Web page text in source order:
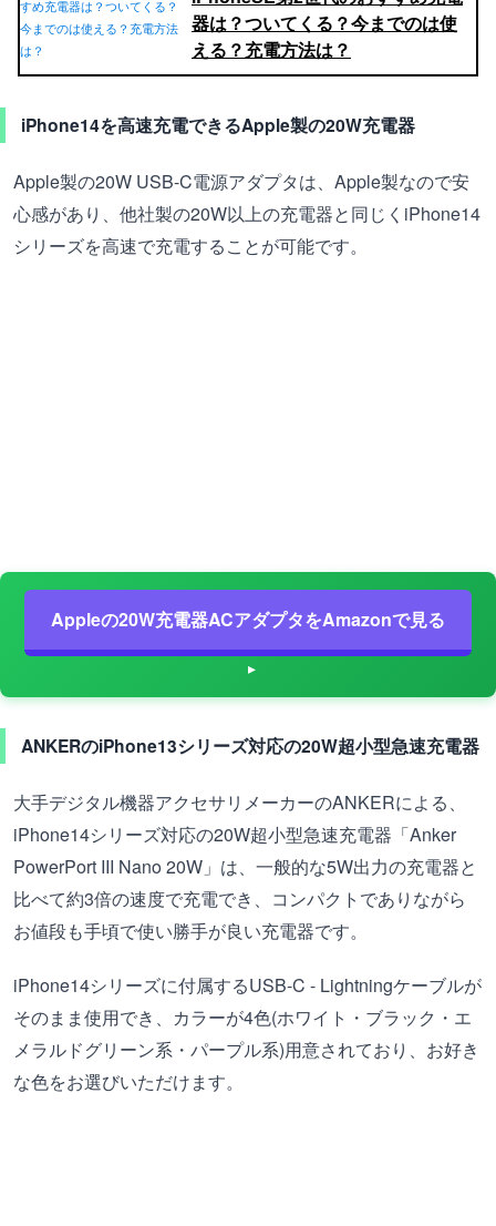
器は？ついてくる？今までのは使
える？充電方法は？
iPhone14を高速充電できるApple製の20W充電器
Apple製の20W USB-C電源アダプタは、Apple製なので安
心感があり、他社製の20W以上の充電器と同じくiPhone14
シリーズを高速で充電することが可能です。
Appleの20W充電器ACアダプタをAmazonで見る
ANKERのiPhone13シリーズ対応の20W超小型急速充電器
大手デジタル機器アクセサリメーカーのANKERによる、
iPhone14シリーズ対応の20W超小型急速充電器「Anker
PowerPort III Nano 20W」は、一般的な5W出力の充電器と
比べて約3倍の速度で充電でき、コンパクトでありながら
お値段も手頃で使い勝手が良い充電器です。
iPhone14シリーズに付属するUSB-C - Lightningケーブルが
そのまま使用でき、カラーが4色(ホワイト・ブラック・エ
メラルドグリーン系・パープル系)用意されており、お好き
な色をお選びいただけます。